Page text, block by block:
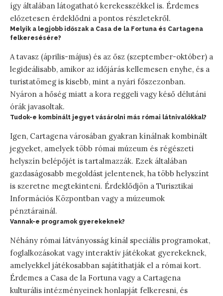
így általában látogatható kerekesszékkel is. Érdemes
előzetesen érdeklődni a pontos részletekről.
Melyik a legjobb időszak a Casa de la Fortuna és Cartagena
felkeresésére?
A tavasz (április-május) és az ősz (szeptember-október) a
legideálisabb, amikor az időjárás kellemesen enyhe, és a
turistatömeg is kisebb, mint a nyári főszezonban.
Nyáron a hőség miatt a kora reggeli vagy késő délutáni
órák javasoltak.
Tudok-e kombinált jegyet vásárolni más római látnivalókkal?
Igen, Cartagena városában gyakran kínálnak kombinált
jegyeket, amelyek több római múzeum és régészeti
helyszín belépőjét is tartalmazzák. Ezek általában
gazdaságosabb megoldást jelentenek, ha több helyszínt
is szeretne megtekinteni. Érdeklődjön a Turisztikai
Információs Központban vagy a múzeumok
pénztárainál.
Vannak-e programok gyerekeknek?
Néhány római látványosság kínál speciális programokat,
foglalkozásokat vagy interaktív játékokat gyerekeknek,
amelyekkel játékosabban sajátíthatják el a római kort.
Érdemes a Casa de la Fortuna vagy a Cartagena
kulturális intézményeinek honlapját felkeresni, és